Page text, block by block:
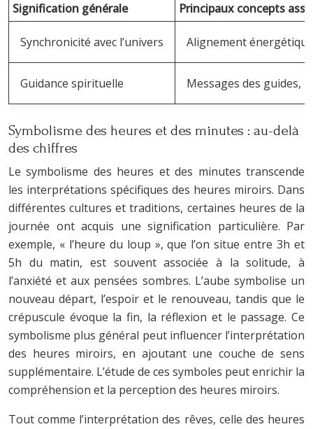
Signification générale Principaux concepts
Synchronicité avec l’univers Alignement
Guidance spirituelle Messages des guides,
Symbolisme des heures et des minutes : au-delà
des chiffres
Le symbolisme des heures et des minutes transcende
les interprétations spécifiques des heures miroirs. Dans
différentes cultures et traditions, certaines heures de la
journée ont acquis une signification particulière. Par
exemple, « l’heure du loup », que l’on situe entre 3h et
5h du matin, est souvent associée à la solitude, à
l’anxiété et aux pensées sombres. L’aube symbolise un
nouveau départ, l’espoir et le renouveau, tandis que le
crépuscule évoque la fin, la réflexion et le passage. Ce
symbolisme plus général peut influencer l’interprétation
des heures miroirs, en ajoutant une couche de sens
supplémentaire. L’étude de ces symboles peut enrichir la
compréhension et la perception des heures miroirs.
Tout comme l’interprétation des rêves, celle des heures